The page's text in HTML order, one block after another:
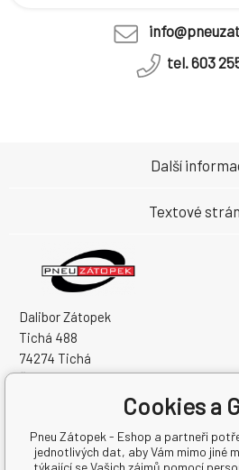
tel. 603
Dalibor Zátopek
Tichá 488
74274 Tichá
Česká Republika
DIČ: CZ7504094994
Další
Textové
Cookies a
Pneu Zátopek - Eshop a partneři
jednotlivých dat, aby Vám mimo jiné
týkající se Vašich zájmů pomocí